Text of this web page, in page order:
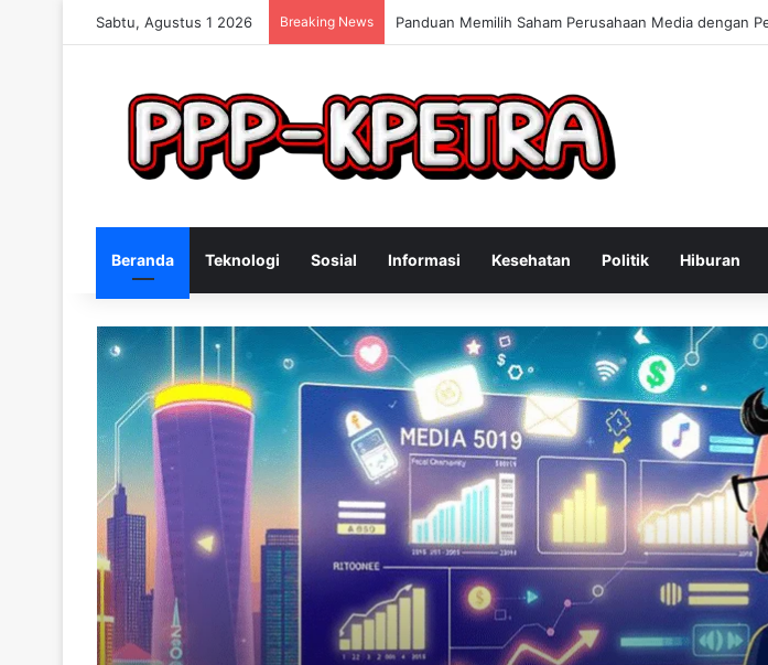
Sabtu, Agustus 1 2026 Breaking News Keterampilan Konsultan Bisnis Online untuk
Beranda Teknologi Sosial Informasi Kesehatan Politik Hiburan